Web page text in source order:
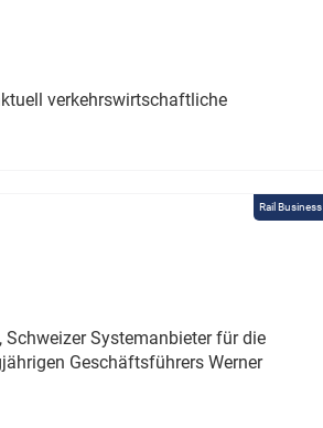
verkehrswirtschaftliche
Rail Business
Systemanbieter für die
Geschäftsführers Werner